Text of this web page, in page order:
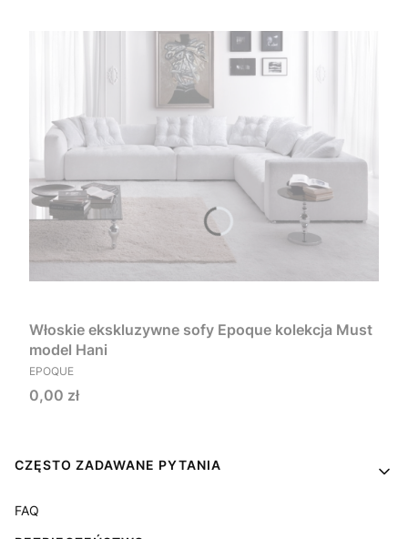
Włoskie ekskluzywne sofy Epoque kolekcja Must
model Hani
PRODUCENT
EPOQUE
Cena
0,00 zł
Linki w stopce
CZĘSTO ZADAWANE PYTANIA
FAQ